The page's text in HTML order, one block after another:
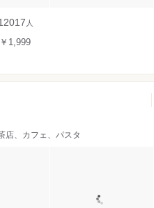
人
1,999
店、カフェ、パスタ